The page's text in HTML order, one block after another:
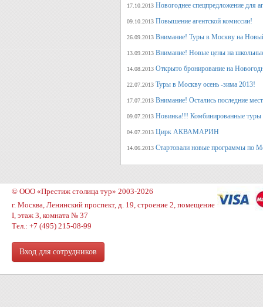
17.10.2013 Новогоднее спецпредложение для
09.10.2013 Повышение агентской комиссии!
26.09.2013 Внимание! Туры в Москву на
13.09.2013 Внимание! Новые цены на
14.08.2013 Открыто бронирование на
22.07.2013 Туры в Москву осень -зима 2013!
17.07.2013 Внимание! Остались последние
09.07.2013 Новинка!!! Комбинированные туры
04.07.2013 Цирк АКВАМАРИН
14.06.2013 Стартовали новые программы по
© ООО «Престиж столица тур» 2003-2026
г. Москва, Ленинский проспект, д. 19, строение 2, помещение
I, этаж 3, комната № 37
Тел.: +7 (495) 215-08-99
Вход для сотрудников